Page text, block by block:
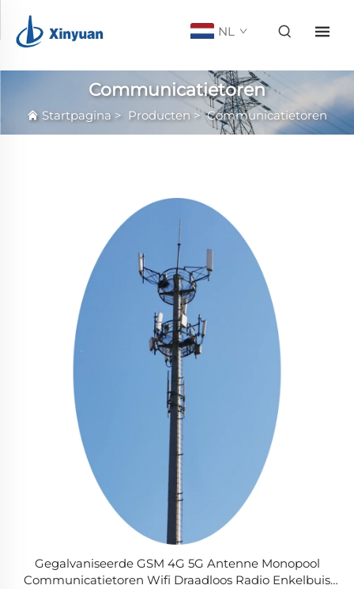
NL
Communicatietoren
Startpagina > Producten >Communicatietoren
Gegalvaniseerde GSM 4G 5G Antenne Monopool
Communicatietoren Wifi Draadloos Radio Enkelbuis